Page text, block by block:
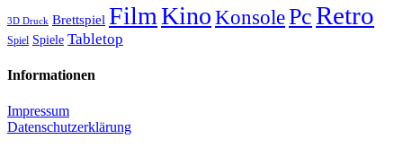
3D Druck Brettspiel FilmKinoKonsolePcRetro
Spiel Spiele Tabletop
Informationen
Impressum
Datenschutzerklärung